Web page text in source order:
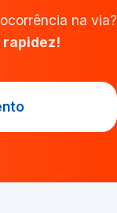
na via?
rapidez!